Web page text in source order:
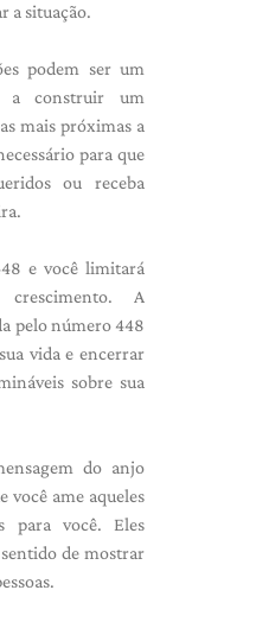
a situação.
podem ser um
a construir um
mais próximas a
para que
ou receba
e você limitará
A
pelo número 448
vida e encerrar
​​sobre sua
do anjo
você ame aqueles
para você. Eles
de mostrar